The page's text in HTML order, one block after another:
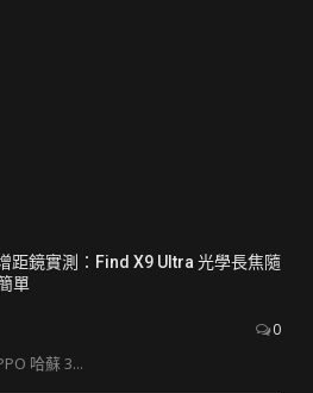
距鏡實測：Find X9 Ultra 光學長焦隨
單
0
哈蘇 3...